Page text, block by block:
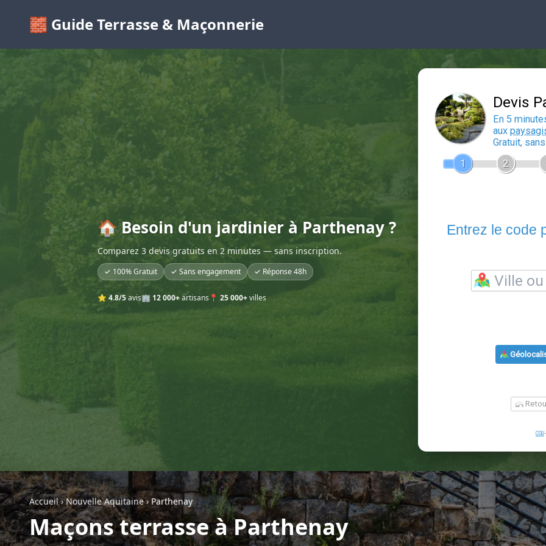
🧱 Guide Terrasse & Maçonnerie
🏠 Besoin d'un jardinier à Parthenay ?
Comparez 3 devis gratuits en 2 minutes — sans inscription.
✓ 100% Gratuit ✓ Sans engagement ✓ Réponse 48h
⭐ 4.8/5avis🏢 12 000+artisans 📍 25 000+villes
Accueil›Nouvelle Aquitaine› Parthenay
Maçons terrasse à Parthenay